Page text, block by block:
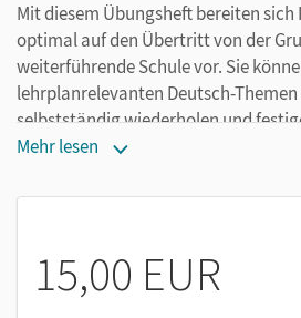
Mit diesem Übungsheft bereiten
optimal auf den Übertritt von der
weiterführende Schule vor. Sie
lehrplanrelevanten Deutsch-Themen
selbstständig wiederholen und
Wortbestandteile, Bedeutung
Wortstamm und Wortfamilie
Fehlertexten,
Mehr lesen
15,00 EUR